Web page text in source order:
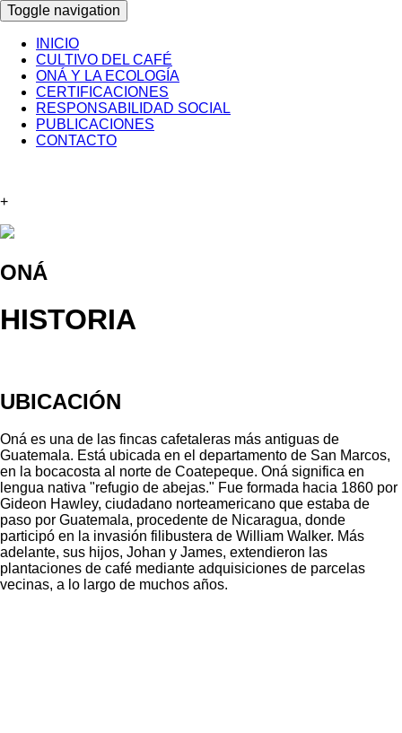
Toggle navigation
INICIO
CULTIVO DEL CAFÉ
ONÁ Y LA ECOLOGÍA
CERTIFICACIONES
RESPONSABILIDAD SOCIAL
PUBLICACIONES
CONTACTO
+
ONÁ
HISTORIA
UBICACIÓN
Oná es una de las fincas cafetaleras más antiguas de
Guatemala. Está ubicada en el departamento de San Marcos,
en la bocacosta al norte de Coatepeque. Oná significa en
lengua nativa "refugio de abejas." Fue formada hacia 1860 por
Gideon Hawley, ciudadano norteamericano que estaba de
paso por Guatemala, procedente de Nicaragua, donde
participó en la invasión filibustera de William Walker. Más
adelante, sus hijos, Johan y James, extendieron las
plantaciones de café mediante adquisiciones de parcelas
vecinas, a lo largo de muchos años.